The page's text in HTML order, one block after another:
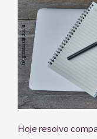
Dom
–
Hoje resolvo